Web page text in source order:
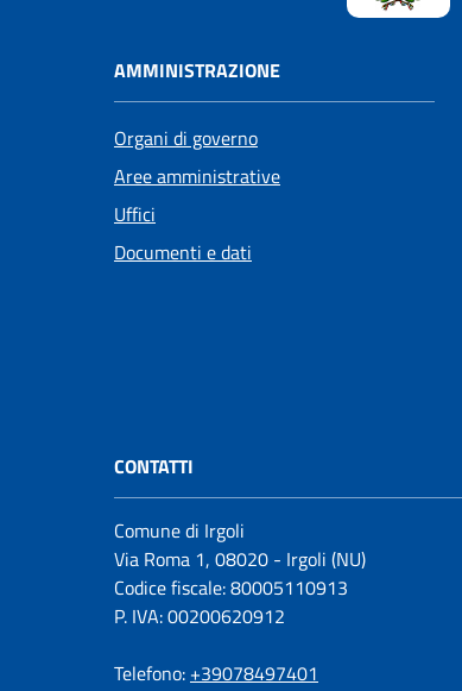
AMMINISTRAZIONE
Organi di governo
Aree amministrative
Uffici
Documenti e dati
CONTATTI
Comune di Irgoli
Via Roma 1, 08020 - Irgoli (NU)
Codice fiscale: 80005110913
P. IVA: 00200620912
Telefono: +39078497401